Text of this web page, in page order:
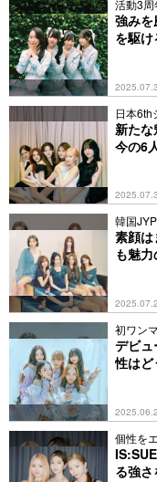
活動3
初登場
強みを
を駆
日本6th
新たな
今の6
韓国
返る
素顔は
も魅
初ワン
る
デビ
性はど
個性を
負も
る強